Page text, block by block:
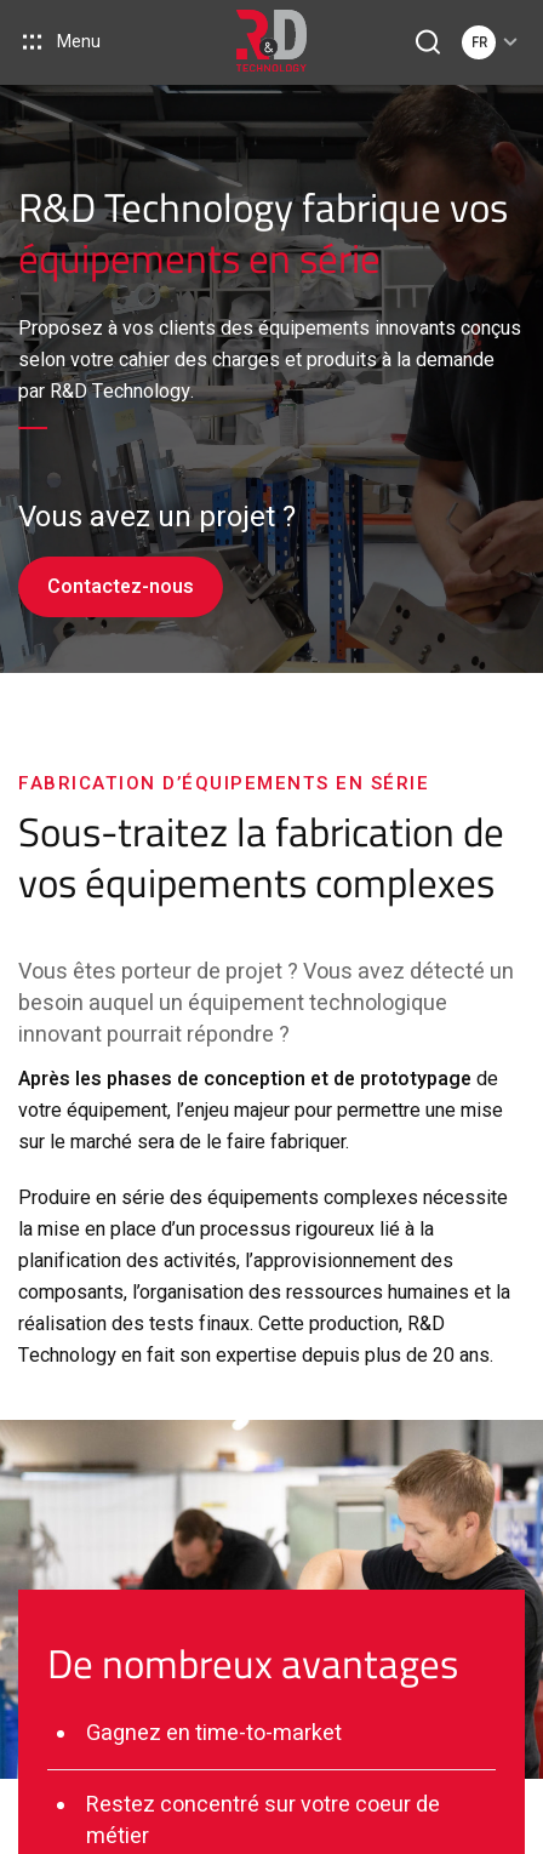
Menu FR
R&D Technology fabrique vos
équipements en série
Proposez à vos clients des équipements innovants conçus
selon votre cahier des charges et produits à la demande
par R&D Technology.
Vous avez un projet ?
Contactez-nous
FABRICATION D’ÉQUIPEMENTS EN SÉRIE
Sous-traitez la fabrication de
vos équipements complexes
Vous êtes porteur de projet ? Vous avez détecté un
besoin auquel un équipement technologique
innovant pourrait répondre ?
Après les phases de conception et de prototypage de
votre équipement, l’enjeu majeur pour permettre une mise
sur le marché sera de le faire fabriquer.
Produire en série des équipements complexes nécessite
la mise en place d’un processus rigoureux lié à la
planification des activités, l’approvisionnement des
composants, l’organisation des ressources humaines et la
réalisation des tests finaux. Cette production, R&D
Technology en fait son expertise depuis plus de 20 ans.
De nombreux avantages
Gagnez en time-to-market
Restez concentré sur votre coeur de
métier